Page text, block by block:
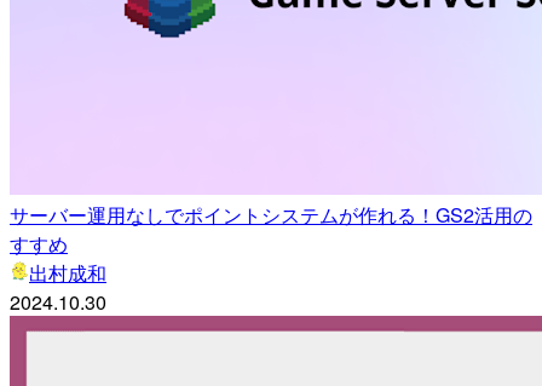
サーバー運用なしでポイントシステムが作れる！GS2活用の
すすめ
出村成和
2024.10.30